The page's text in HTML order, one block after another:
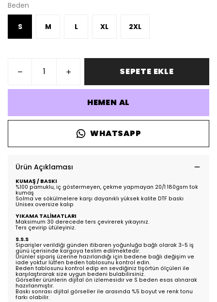
Beden
S M L XL 2XL
SEPETE EKLE
HEMEN AL
WHATSAPP
Ürün Açıklaması
KUMAŞ / BASKI
%100 pamuklu, iç göstermeyen, çekme yapmayan 20/1 180gsm tok
kumaş
Solma ve sökülmelere karşı dayanıklı yüksek kalite DTF baskı
Unisex oversize kalıp
YIKAMA TALİMATLARI
Maksimum 30 derecede ters çevirerek yıkayınız.
Ters çevirip ütüleyiniz.
S.S.S
Siparişler verildiği günden itibaren yoğunluğa bağlı olarak 3-5 iş
günü içerisinde kargoya teslim edilmektedir.
Ürünler sipariş üzerine hazırlandığı için bedene bağlı değişim ve
iade yoktur lütfen beden tablosunu kontrol edin.
Beden tablosunu kontrol edip en sevdiğiniz tişörtün ölçüleri ile
karşılaştırarak size uygun bedeni bulabilirsiniz.
Görseller ürünlerin dijital ön izlemesidir ve S beden esas alınarak
hazırlanmıştır.
Baskı sonrası dijital görseller ile arasında %5 boyut ve renk tonu
farkı olabilir.